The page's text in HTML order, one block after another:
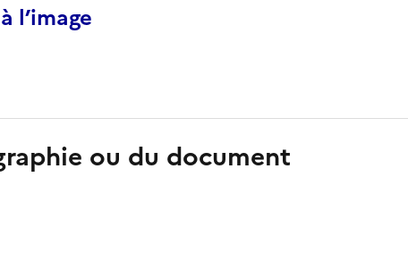
l’image
ou du document